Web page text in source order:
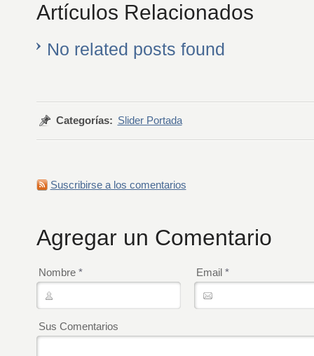
Artículos Relacionados
No related posts found
Categorías: Slider Portada
Suscribirse a los comentarios
Agregar un Comentario
Nombre * Email *
Sus Comentarios